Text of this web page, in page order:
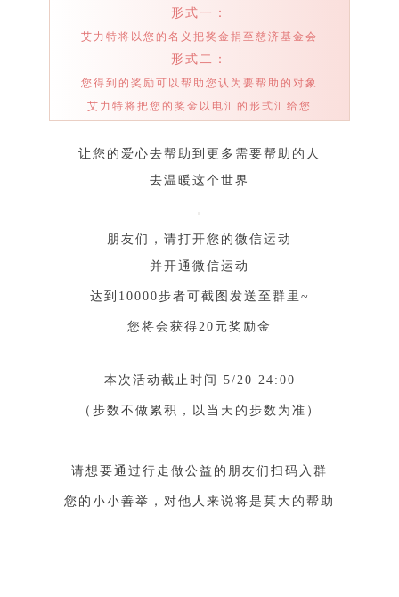
形式一：
艾力特将以您的名义把奖金捐至慈济基金会
形式二：
您得到的奖励可以帮助您认为要帮助的对象
艾力特将把您的奖金以电汇的形式汇给您
让您的爱心去帮助到更多需要帮助的人
去温暖这个世界
朋友们，请打开您的微信运动
并开通微信运动
达到10000步者可截图发送至群里~
您将会获得20元奖励金
本次活动截止时间 5/20 24:00
（步数不做累积，以当天的步数为准）
请想要通过行走做公益的朋友们扫码入群
您的小小善举，对他人来说将是莫大的帮助